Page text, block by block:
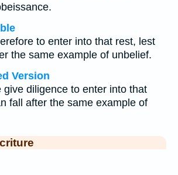
to enter into that rest, lest
the same example of unbelief.
Version
give diligence to enter into that
fall after the same example of